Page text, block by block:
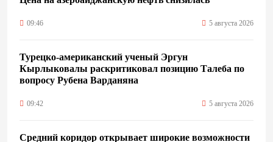
09:46 5 августа 2026
Турецко-американский ученый Эргун
Кырлыковалы раскритиковал позицию Талеба по
вопросу Рубена Варданяна
09:42 5 августа 2026
Средний коридор открывает широкие возможности